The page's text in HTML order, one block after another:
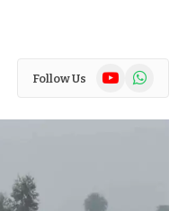
Follow Us YouTubeWhatsApp